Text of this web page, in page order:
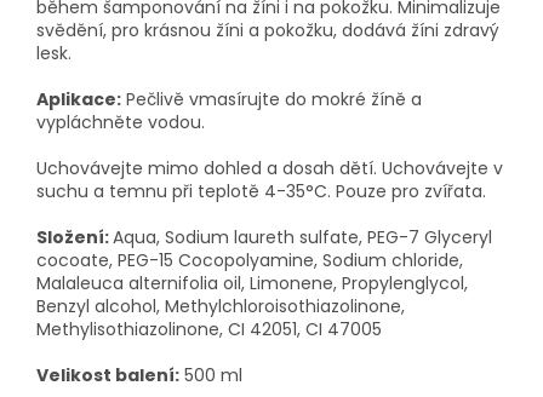
během šamponování na žíni i na pokožku. Minimalizuje
svědění, pro krásnou žíni a pokožku, dodává žíni zdravý
lesk.
Aplikace: Pečlivě vmasírujte do mokré žíně a
vypláchněte vodou.
Uchovávejte mimo dohled a dosah dětí. Uchovávejte v
suchu a temnu při teplotě 4-35°C. Pouze pro zvířata.
Složení:Aqua, Sodium laureth sulfate, PEG-7 Glyceryl
cocoate, PEG-15 Cocopolyamine, Sodium chloride,
Malaleuca alternifolia oil, Limonene, Propylenglycol,
Benzyl alcohol, Methylchloroisothiazolinone,
Methylisothiazolinone, CI 42051, CI 47005
Velikost balení: 500 ml